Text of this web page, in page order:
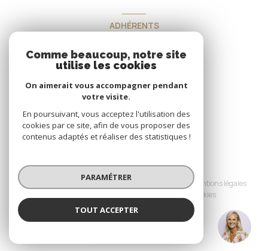
Isabelle DUFOREST JANIN
ADHÉRENTS
Nous adhérons
© 2026 | Tous droits réservés
Nos honoraires
Nos partenaires
Mentions légales
Cookies
Comme beaucoup, notre site
utilise les cookies
On aimerait vous accompagner pendant
votre visite.
En poursuivant, vous acceptez l'utilisation des
cookies par ce site, afin de vous proposer des
contenus adaptés et réaliser des statistiques !
PARAMÉTRER
TOUT ACCEPTER